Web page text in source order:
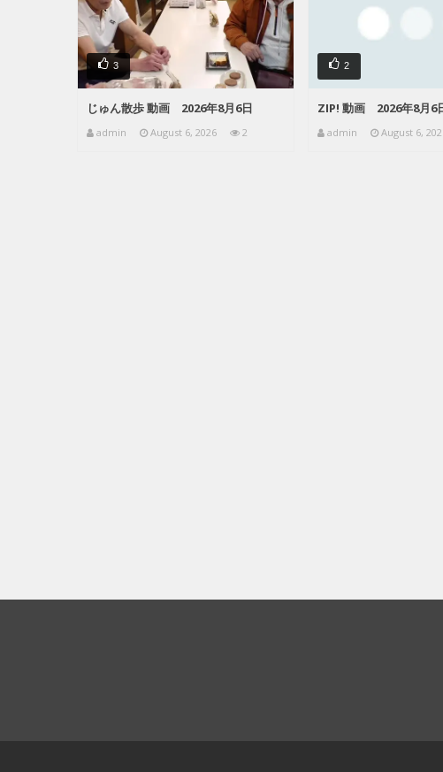
3
じゅん散歩 動画 2026年8月6日
admin August 6, 2026 2
2
ZIP! 動画 2026年8月6
admin August 6,